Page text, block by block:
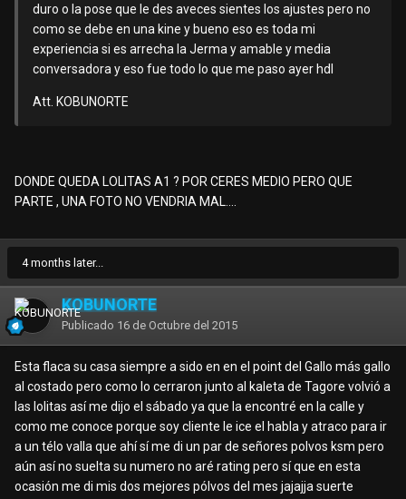
duro o la pose que le des aveces sientes los ajustes pero no
como se debe en una kine y bueno eso es toda mi
experiencia si es arrecha la Jerma y amable y media
conversadora y eso fue todo lo que me paso ayer hdl
Att. KOBUNORTE
DONDE QUEDA LOLITAS A1 ? POR CERES MEDIO PERO QUE
PARTE , UNA FOTO NO VENDRIA MAL....
4 months later...
KOBUNORTE
Publicado 16 de Octubre del 2015
Esta flaca su casa siempre a sido en en el point del Gallo más gallo
al costado pero como lo cerraron junto al kaleta de Tagore volvió a
las lolitas así me dijo el sábado ya que la encontré en la calle y
como me conoce porque soy cliente le ice el habla y atraco para ir
a un télo valla que ahí sí me di un par de señores polvos ksm pero
aún así no suelta su numero no aré rating pero sí que en esta
ocasión me di mis dos mejores pólvos del mes jajajja suerte